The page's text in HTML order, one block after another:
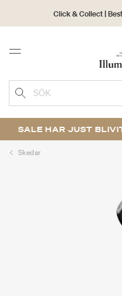
Click & Collect |
30
Menu
SÖK
SALE HAR JUST
Skedar